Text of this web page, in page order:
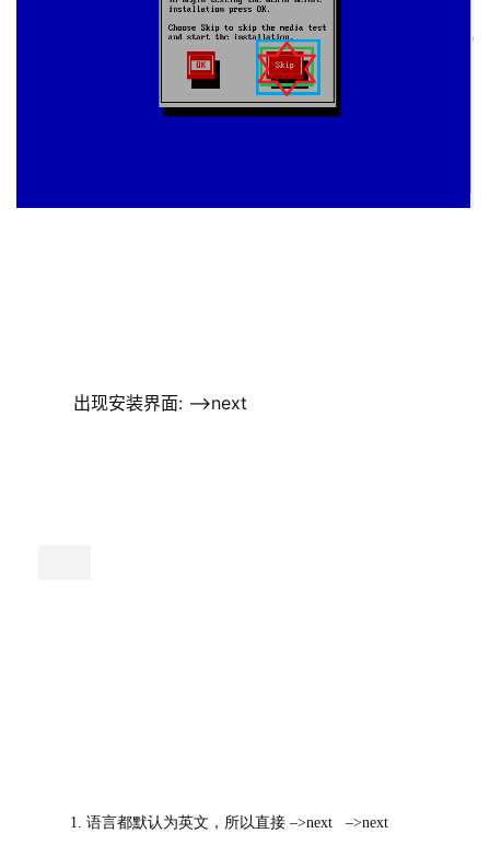
    出现安装界面: –>next
语言都默认为英文，所以直接 –>next –>next